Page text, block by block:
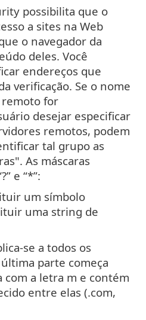
possibilita que o
a sites na Web
o navegador da
deles. Você
endereços que
verificação. Se o nome
for
desejar especificar
remotos, podem
tal grupo as
As máscaras
e “*”:
um símbolo
uma string de
se a todos os
parte começa
com a letra m e contém
entre elas (.com,